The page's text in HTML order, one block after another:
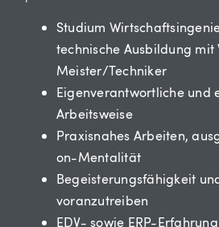
Studium
technische Ausbildung
Meister/Techniker
Eigenverantwortliche und
Arbeitsweise
Praxisnahes Arbeiten,
on-Mentalität
Begeisterungsfähigkeit
voranzutreiben
EDV- sowie ERP-Erfahrung